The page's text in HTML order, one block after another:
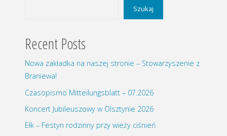
Szukaj
Recent Posts
Nowa zakładka na naszej stronie – Stowarzyszenie z
Braniewa!
Czasopismo Mitteilungsblatt – 07.2026
Koncert Jubileuszowy w Olsztynie 2026
Ełk – Festyn rodzinny przy wieży ciśnień